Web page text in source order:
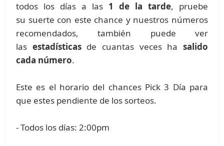
todos los días a las 1 de la tarde, pruebe
su suerte con este chance y nuestros números
recomendados, también puede ver
las estadísticasde cuantas veces ha salido
cada número.
Este es el horario del chances Pick 3 Día para
que estes pendiente de los sorteos.
- Todos los días: 2:00pm